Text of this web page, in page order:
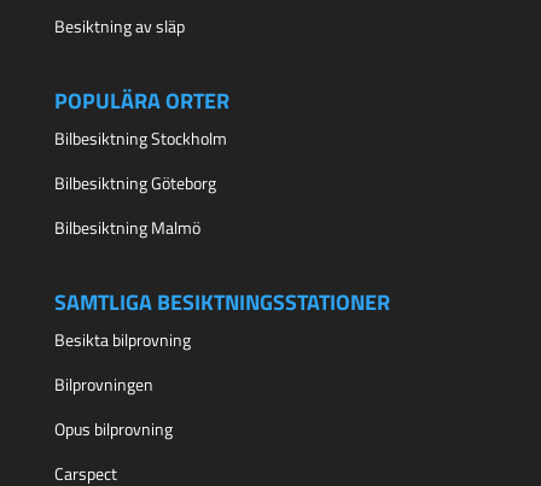
Besiktning av släp
POPULÄRA ORTER
Bilbesiktning Stockholm
Bilbesiktning Göteborg
Bilbesiktning Malmö
SAMTLIGA BESIKTNINGSSTATIONER
Besikta bilprovning
Bilprovningen
Opus bilprovning
Carspect